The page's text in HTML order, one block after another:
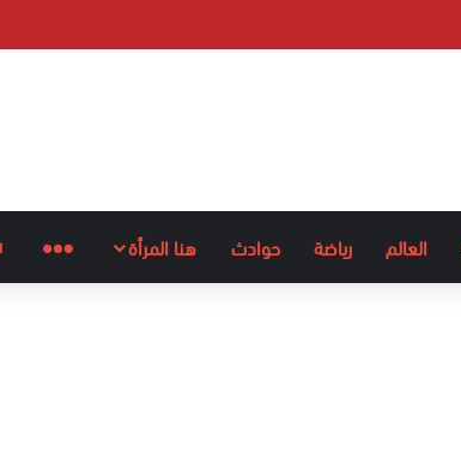
العالم رياضة حوادث هنا المرأة المزيد